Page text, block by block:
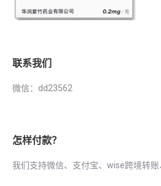
联系我们
微信：dd23562
怎样付款？
我们支持微信、支付宝、wise跨境转账